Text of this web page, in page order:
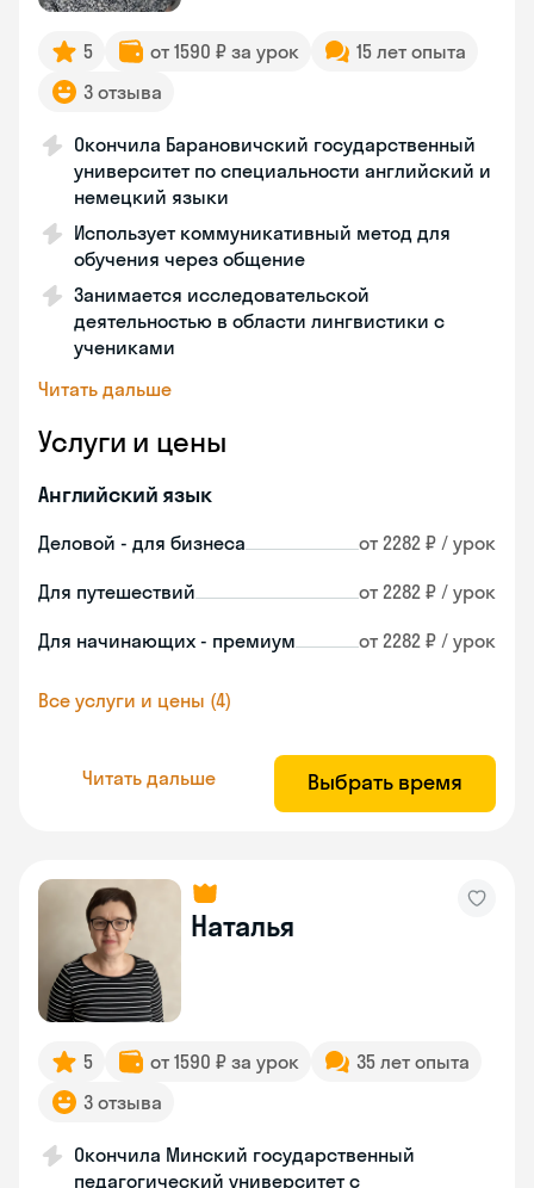
5 от 1590 ₽ за урок
15 лет опыта
3 отзыва
Окончила Барановичский государственный
университет по специальности английский и
немецкий языки
Использует коммуникативный метод для
обучения через общение
Занимается исследовательской
деятельностью в области лингвистики с
учениками
Читать дальше
Услуги и цены
Английский язык
Деловой - для бизнеса от 2282 ₽ / урок
Для путешествий от 2282 ₽ / урок
Для начинающих - премиум от 2282 ₽ / урок
Все услуги и цены (4)
Читать дальше Выбрать время
Наталья
5 от 1590 ₽ за урок
35 лет опыта
3 отзыва
Окончила Минский государственный
педагогический университет с